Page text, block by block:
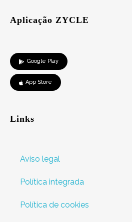
Aplicação ZYCLE
Google Play
App Store
Links
Aviso legal
Política integrada
Política de cookies